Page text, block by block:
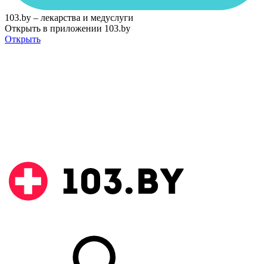
103.by – лекарства и медуслуги
Открыть в приложении 103.by
Открыть